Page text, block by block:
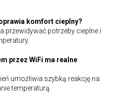
komfort cieplny?
przewidywać potrzeby cieplne i
przez WiFi ma realne
umożliwia szybką reakcję na
temperaturą.